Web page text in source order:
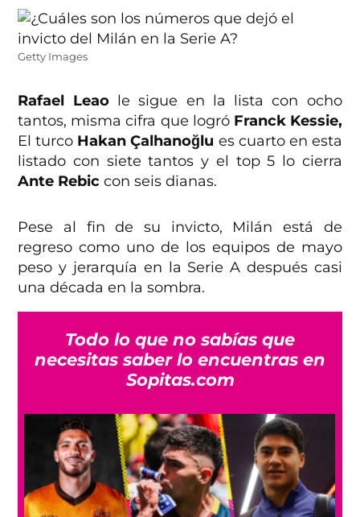
Getty Images
Rafael Leaole sigue en la lista con ocho
tantos, misma cifra que logró Franck Kessie,
El turco Hakan Çalhanoğlu es cuarto en esta
listado con siete tantos y el top 5 lo cierra
Ante Rebic con seis dianas.
Pese al fin de su invicto, Milán está de
regreso como uno de los equipos de mayo
peso y jerarquía en la Serie A después casi
una década en la sombra.
Todo lo que no sabías que
necesitas saber lo encuentras en
Sopitas.com